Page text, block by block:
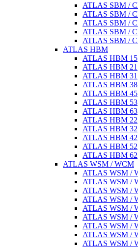
ATLAS SBM /
ATLAS SBM /
ATLAS SBM /
ATLAS SBM /
ATLAS SBM /
ATLAS HBM
ATLAS HBM 15
ATLAS HBM 21
ATLAS HBM 31
ATLAS HBM 38
ATLAS HBM 45
ATLAS HBM 53
ATLAS HBM 63
ATLAS HBM 22
ATLAS HBM 32
ATLAS HBM 42
ATLAS HBM 52
ATLAS HBM 62
ATLAS WSM / WCM
ATLAS WSM /
ATLAS WSM /
ATLAS WSM /
ATLAS WSM /
ATLAS WSM /
ATLAS WSM /
ATLAS WSM /
ATLAS WSM /
ATLAS WSM /